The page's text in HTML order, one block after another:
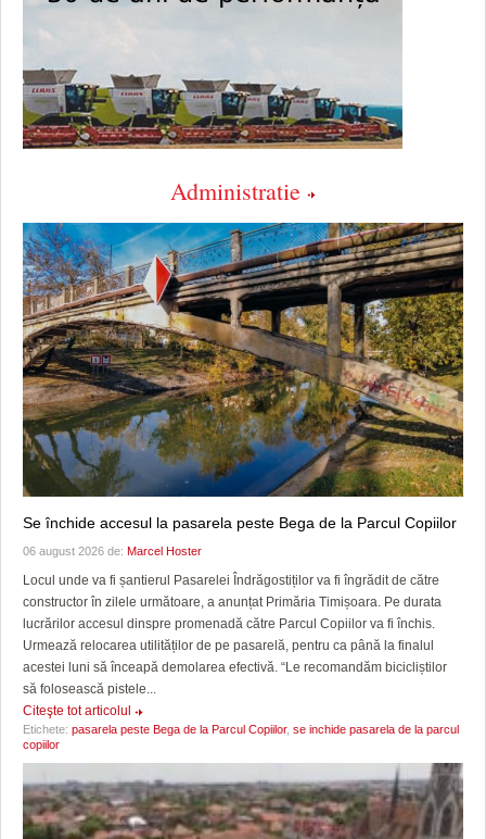
Administratie
Se închide accesul la pasarela peste Bega de la Parcul Copiilor
06 august 2026 de: Marcel Hoster
Locul unde va fi șantierul Pasarelei Îndrăgostiților va fi îngrădit de către
constructor în zilele următoare, a anunțat Primăria Timișoara. Pe durata
lucrărilor accesul dinspre promenadă către Parcul Copiilor va fi închis.
Urmează relocarea utilităților de pe pasarelă, pentru ca până la finalul
acestei luni să înceapă demolarea efectivă. “Le recomandăm bicicliștilor
să folosească pistele...
Citeşte tot articolul
Etichete: pasarela peste Bega de la Parcul Copiilor, se inchide pasarela de la parcul
copiilor